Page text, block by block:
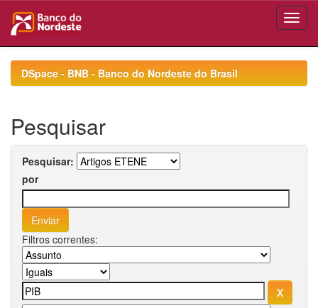
navigationDSpace - BNB - Banco do Nordeste do Brasil
Pesquisar
Pesquisar:
por
Filtros correntes: